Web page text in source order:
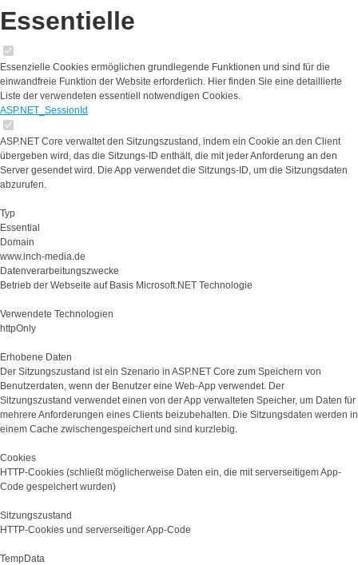
Essentielle
Essenzielle Cookies ermöglichen grundlegende Funktionen und sind für die
einwandfreie Funktion der Website erforderlich. Hier finden Sie eine detaillierte
Liste der verwendeten essentiell notwendigen Cookies.
ASP.NET_SessionId
ASP.NET Core verwaltet den Sitzungszustand, indem ein Cookie an den Client
übergeben wird, das die Sitzungs-ID enthält, die mit jeder Anforderung an den
Server gesendet wird. Die App verwendet die Sitzungs-ID, um die Sitzungsdaten
abzurufen.
Typ
Essential
Domain
www.inch-media.de
Datenverarbeitungszwecke
Betrieb der Webseite auf Basis Microsoft.NET Technologie
Verwendete Technologien
httpOnly
Erhobene Daten
Der Sitzungszustand ist ein Szenario in ASP.NET Core zum Speichern von
Benutzerdaten, wenn der Benutzer eine Web-App verwendet. Der
Sitzungszustand verwendet einen von der App verwalteten Speicher, um Daten für
mehrere Anforderungen eines Clients beizubehalten. Die Sitzungsdaten werden in
einem Cache zwischengespeichert und sind kurzlebig.
Cookies
HTTP-Cookies (schließt möglicherweise Daten ein, die mit serverseitigem App-
Code gespeichert wurden)
Sitzungszustand
HTTP-Cookies und serverseitiger App-Code
TempData